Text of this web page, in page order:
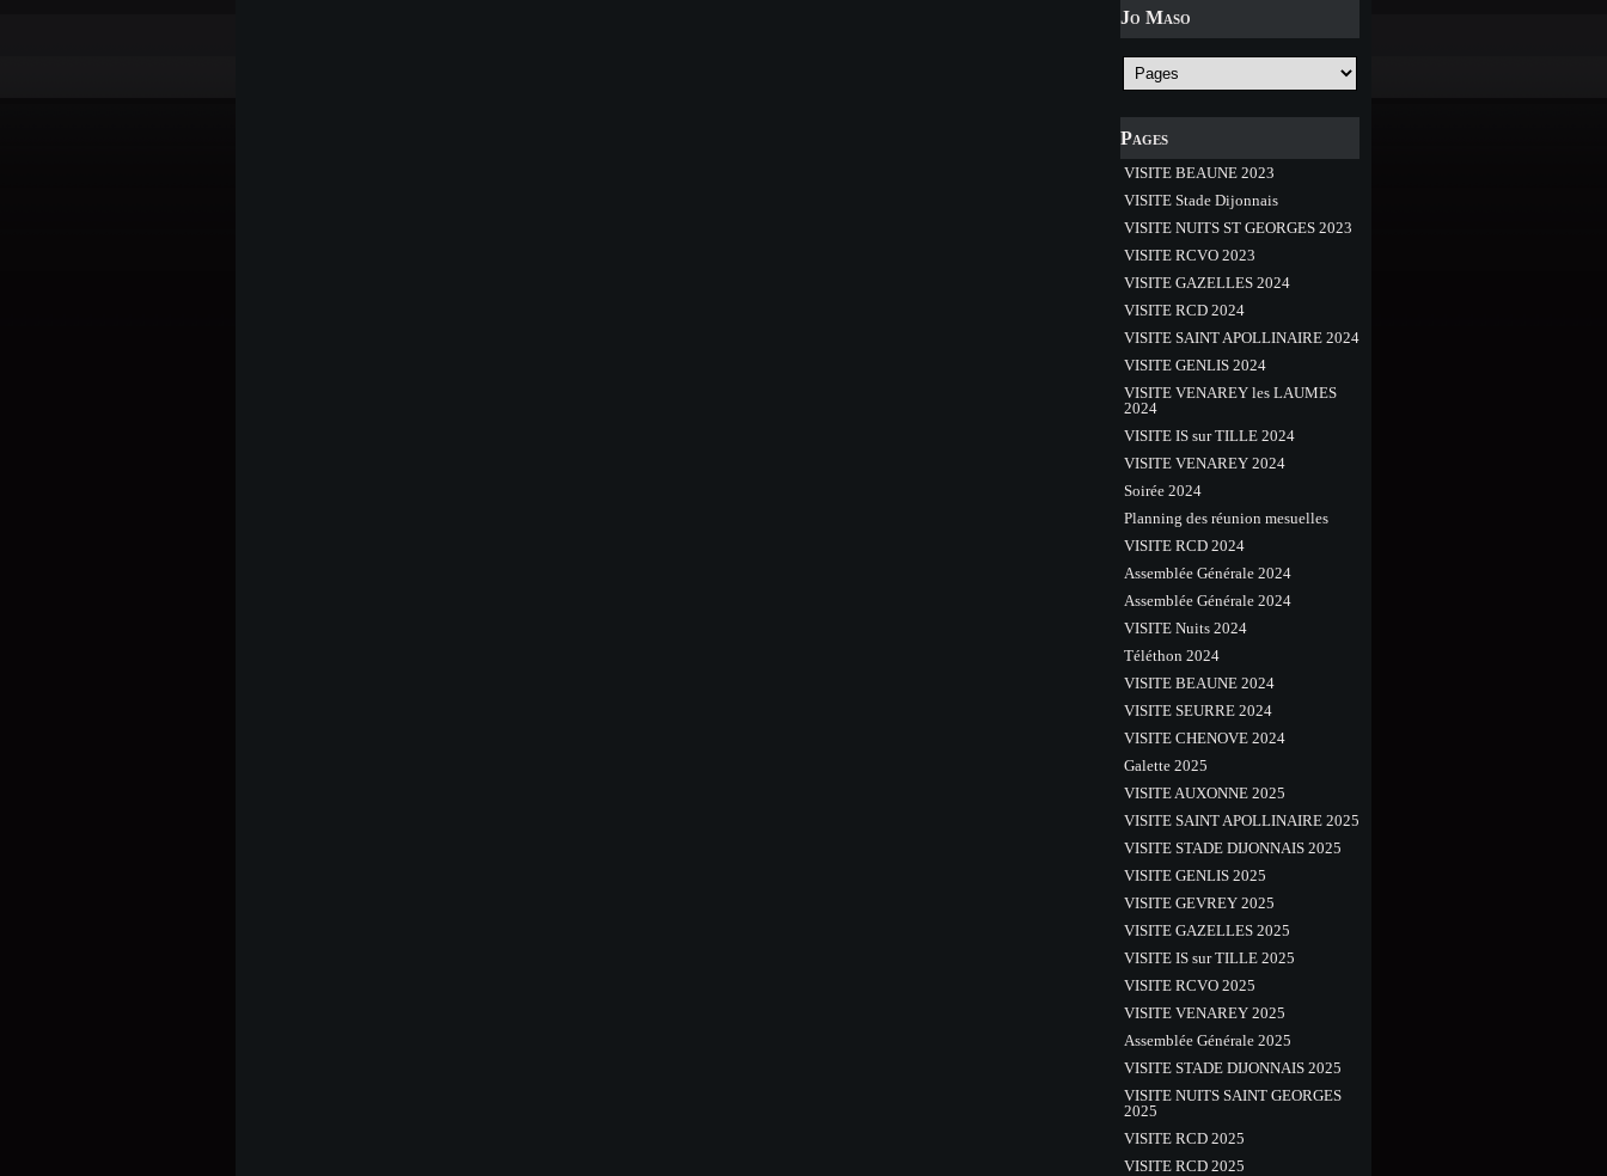
Jo Maso
Pages
VISITE BEAUNE 2023
VISITE Stade Dijonnais
VISITE NUITS ST GEORGES 2023
VISITE RCVO 2023
VISITE GAZELLES 2024
VISITE RCD 2024
VISITE SAINT APOLLINAIRE 2024
VISITE GENLIS 2024
VISITE VENAREY les LAUMES
2024
VISITE IS sur TILLE 2024
VISITE VENAREY 2024
Soirée 2024
Planning des réunion mesuelles
VISITE RCD 2024
Assemblée Générale 2024
Assemblée Générale 2024
VISITE Nuits 2024
Téléthon 2024
VISITE BEAUNE 2024
VISITE SEURRE 2024
VISITE CHENOVE 2024
Galette 2025
VISITE AUXONNE 2025
VISITE SAINT APOLLINAIRE 2025
VISITE STADE DIJONNAIS 2025
VISITE GENLIS 2025
VISITE GEVREY 2025
VISITE GAZELLES 2025
VISITE IS sur TILLE 2025
VISITE RCVO 2025
VISITE VENAREY 2025
Assemblée Générale 2025
VISITE STADE DIJONNAIS 2025
VISITE NUITS SAINT GEORGES
2025
VISITE RCD 2025
VISITE RCD 2025